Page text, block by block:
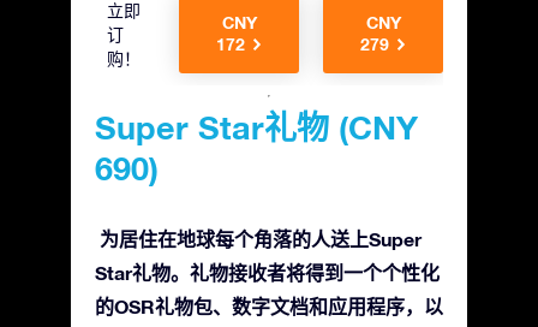
立即
订
购！
CNY
172
CNY
279
Super Star礼物 (CNY
690)
为居住在地球每个角落的人送上Super
Star礼物。礼物接收者将得到一个个性化
的OSR礼物包、数字文档和应用程序，以